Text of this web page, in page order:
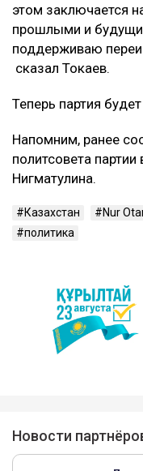
этом заключается
прошлыми и
поддерживаю
сказал Токаев.
Теперь партия
Напомним, ранее
политсовета партии
Нигматулина.
Казахстан Nur
политика